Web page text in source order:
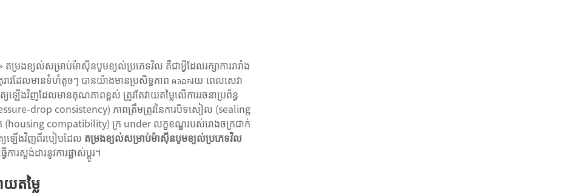
តម្រងខ្យល់សម្រាប់ម៉ាស៊ីនបូមខ្យល់ប្រភេទវិល គឺជាអ្វីដែលរក្សាការរារាំង
វដែលមានទំហំតូចៗ បានយ៉ាងមានប្រសិទ្ធភាព ตลอดរយៈពេលសេវា
ឡើងវិញដែលមានគុណភាពខ្ពស់ ត្រូវតែវាយតម្លៃលើការរចនាប្រព័ន្ធ
drop consistency) ភាពត្រឹមត្រូវនៃការបិទសៀល (sealing
(housing compatibility) ក្រ under លក្ខខណ្ឌរបស់រោងចក្រជាក់
យឡើងវិញពីរបៀបដែល តម្រងខ្យល់សម្រាប់ម៉ាស៊ីនបូមខ្យល់ប្រភេទវិល
ស្តង់ដារនូវការផ្លាស់ប្តូរ។
យតម្លៃ